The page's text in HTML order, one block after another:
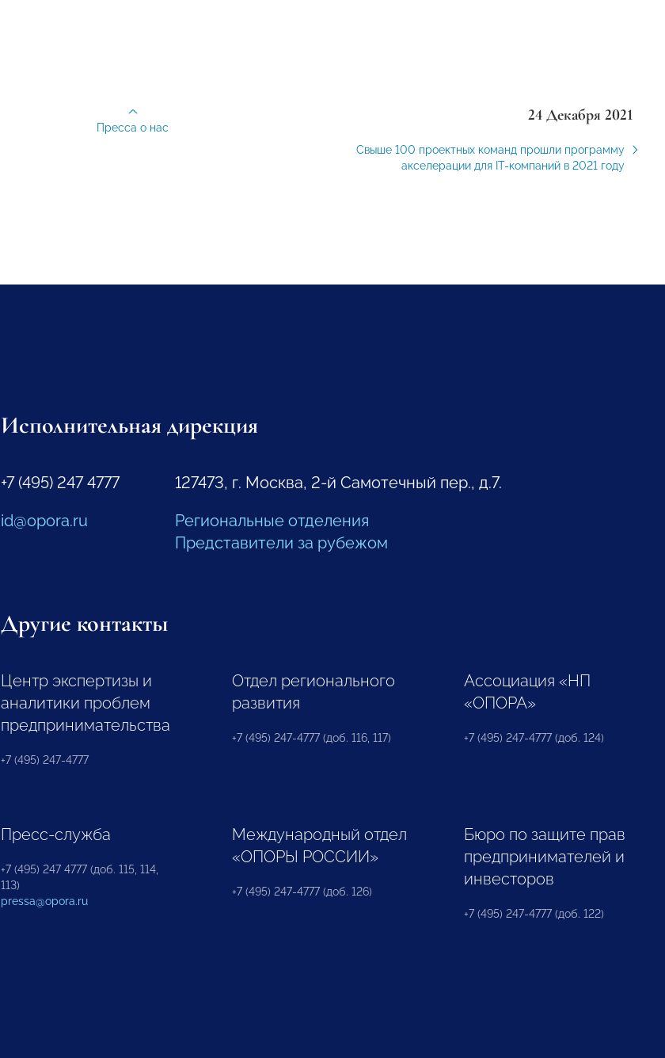
24 Декабря 2021
Свыше 100 проектных команд прошли программу
акселерации для IT-компаний в 2021 году
Пресса о нас
Исполнительная дирекция
+7 (495) 247 4777
id@opora.ru
127473, г. Москва, 2-й Самотечный пер., д.7.
Региональные отделения
Представители за рубежом
Другие контакты
Центр экспертизы и
аналитики проблем
предпринимательства
+7 (495) 247-4777
Отдел регионального
развития
+7 (495) 247-4777 (доб. 116, 117)
Ассоциация «НП
«ОПОРА»
+7 (495) 247-4777 (доб. 124)
Пресс-служба
+7 (495) 247 4777 (доб. 115, 114,
113)
pressa@opora.ru
Международный отдел
«ОПОРЫ РОССИИ»
+7 (495) 247-4777 (доб. 126)
Бюро по защите прав
предпринимателей и
инвесторов
+7 (495) 247-4777 (доб. 122)